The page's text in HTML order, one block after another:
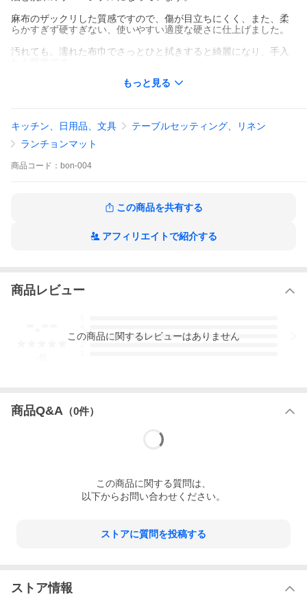
麻布のザックリした質感ですので、傷が目立ちにくく、また、柔
らかすぎず硬すぎない、使いやすい適度な硬さに仕上げました。
汚れても、濡れた布巾でさっとひと拭きすると綺麗になり、手入
1872年（明治5年）創業。伝統的工芸品 川連漆器を製造する佐藤
います。
麻布素材の性質上、また手仕事による為、形の歪みや、シワ、表
面や縁に凹凸のある商品がございます。
ご了承の上、ご購入ください。
【サイズ】縦 32 × 横 43cm（手仕事の為、サイズに数cm程バラツ
【生産国】日本製（秋田県 川連漆器）
もっと見る
キッチン、日用品、文具
テーブルセッティング、リネン
ランチョンマット
商品 コード： bon-004
この商品を共有する
アフィリエイトで紹介する
商品レビュー
3
この商品に関するレビューはありません
商品Q&A （0件）
この商品に関する質問は、
以下からお問い合わせください。
ストアに質問を投稿する
ストア情報